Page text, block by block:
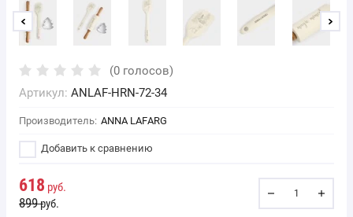
(0 голосов)
Артикул: ANLAF-HRN-72-34
Производитель: ANNA LAFARG
Добавить к сравнению
618 руб.
899руб.